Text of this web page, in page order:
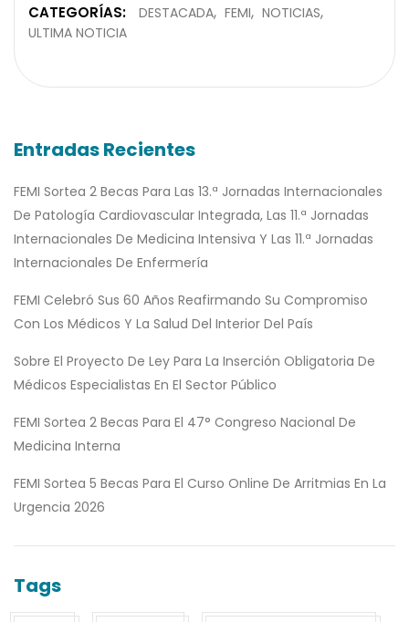
CATEGORÍAS: DESTACADA FEMI
NOTICIAS
ULTIMA NOTICIA
Entradas Recientes
FEMI Sortea 2 Becas Para Las 13.ª Jornadas Internacionales
De Patología Cardiovascular Integrada, Las 11.ª Jornadas
Internacionales De Medicina Intensiva Y Las 11.ª Jornadas
Internacionales De Enfermería
FEMI Celebró Sus 60 Años Reafirmando Su Compromiso
Con Los Médicos Y La Salud Del Interior Del País
Sobre El Proyecto De Ley Para La Inserción Obligatoria De
Médicos Especialistas En El Sector Público
FEMI Sortea 2 Becas Para El 47° Congreso Nacional De
Medicina Interna
FEMI Sortea 5 Becas Para El Curso Online De Arritmias En La
Urgencia 2026
Tags